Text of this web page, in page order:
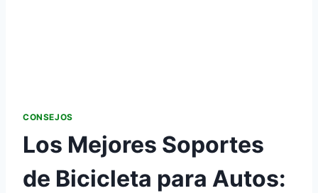
CONSEJOS
Los Mejores Soportes
de Bicicleta para Autos: